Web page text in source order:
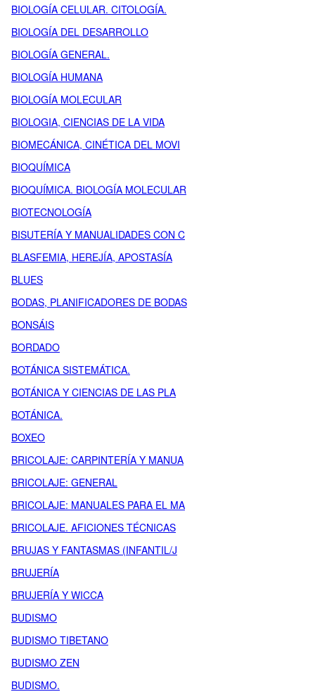
BIOLOGÍA CELULAR. CITOLOGÍA.
BIOLOGÍA DEL DESARROLLO
BIOLOGÍA GENERAL.
BIOLOGÍA HUMANA
BIOLOGÍA MOLECULAR
BIOLOGIA, CIENCIAS DE LA VIDA
BIOMECÁNICA, CINÉTICA DEL MOVI
BIOQUÍMICA
BIOQUÍMICA. BIOLOGÍA MOLECULAR
BIOTECNOLOGÍA
BISUTERÍA Y MANUALIDADES CON C
BLASFEMIA, HEREJÍA, APOSTASÍA
BLUES
BODAS, PLANIFICADORES DE BODAS
BONSÁIS
BORDADO
BOTÁNICA SISTEMÁTICA.
BOTÁNICA Y CIENCIAS DE LAS PLA
BOTÁNICA.
BOXEO
BRICOLAJE: CARPINTERÍA Y MANUA
BRICOLAJE: GENERAL
BRICOLAJE: MANUALES PARA EL MA
BRICOLAJE. AFICIONES TÉCNICAS
BRUJAS Y FANTASMAS (INFANTIL/J
BRUJERÍA
BRUJERÍA Y WICCA
BUDISMO
BUDISMO TIBETANO
BUDISMO ZEN
BUDISMO.